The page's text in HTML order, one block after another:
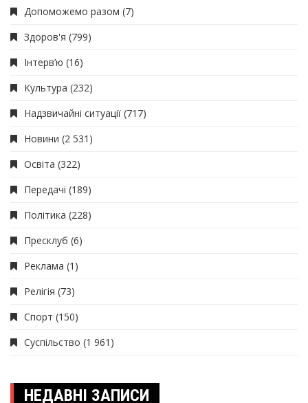
Допоможемо разом (7)
Здоров'я (799)
Інтерв’ю (16)
Культура (232)
Надзвичайні ситуації (717)
Новини (2 531)
Освіта (322)
Передачі (189)
Політика (228)
Пресклуб (6)
Реклама (1)
Релігія (73)
Спорт (150)
Суспільство (1 961)
НЕДАВНІ ЗАПИСИ